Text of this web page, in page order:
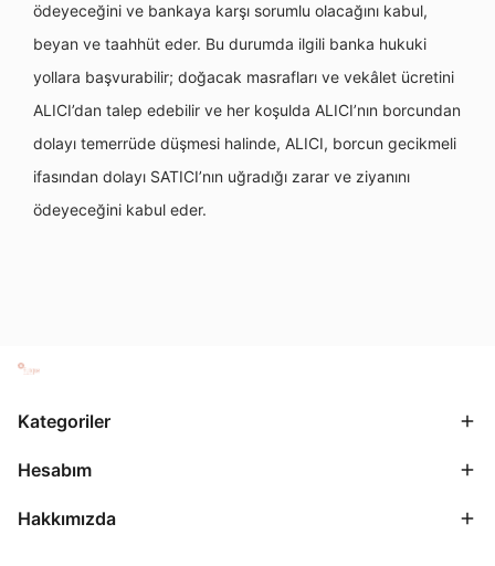
ödeyeceğini ve bankaya karşı sorumlu olacağını kabul,
beyan ve taahhüt eder. Bu durumda ilgili banka hukuki
yollara başvurabilir; doğacak masrafları ve vekâlet ücretini
ALICI’dan talep edebilir ve her koşulda ALICI’nın borcundan
dolayı temerrüde düşmesi halinde, ALICI, borcun gecikmeli
ifasından dolayı SATICI’nın uğradığı zarar ve ziyanını
ödeyeceğini kabul eder.
Kategoriler
Hesabım
Hakkımızda